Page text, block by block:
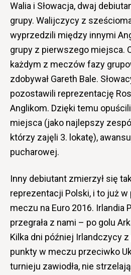
Walia i Słowacja, dwaj
grupy. Walijczycy z
wyprzedzili między innymi
grupy z pierwszego miejsca.
każdym z meczów fazy
zdobywał Gareth Bale.
pozostawili reprezentację
Anglikom. Dzięki temu
miejsca (jako najlepszy
którzy zajęli 3. lokatę),
pucharowej.
Inny debiutant zmierzył się
reprezentacji Polski, i to już
meczu na Euro 2016. Irlandia
przegrała z nami – po golu
Kilka dni później Irlandczycy
punkty w meczu przeciwko
turnieju zawiodła, nie